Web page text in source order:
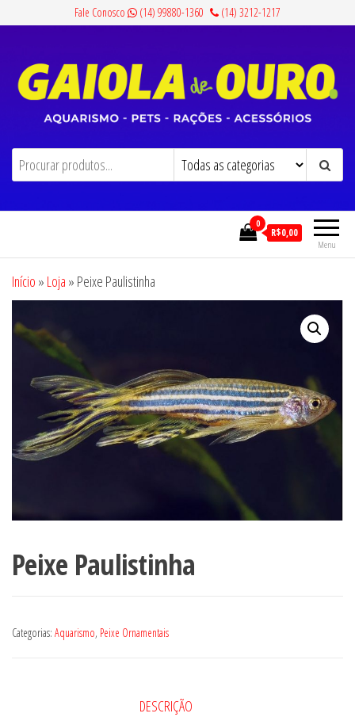
conteúdo
Fale Conosco (14) 99880-1360 (14) 3212-1217
Gaiola de Ouro Aquarismo, Pets, Rações e Acessórios
Menu
0
R$0,00
Início » Loja » Peixe Paulistinha
Peixe Paulistinha
Categorias: Aquarismo, Peixe Ornamentais
DESCRIÇÃO